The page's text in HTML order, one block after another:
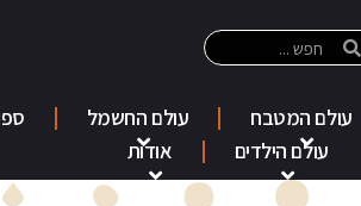
עולם המטבח עולם החשמל
עולם הילדים
אודות